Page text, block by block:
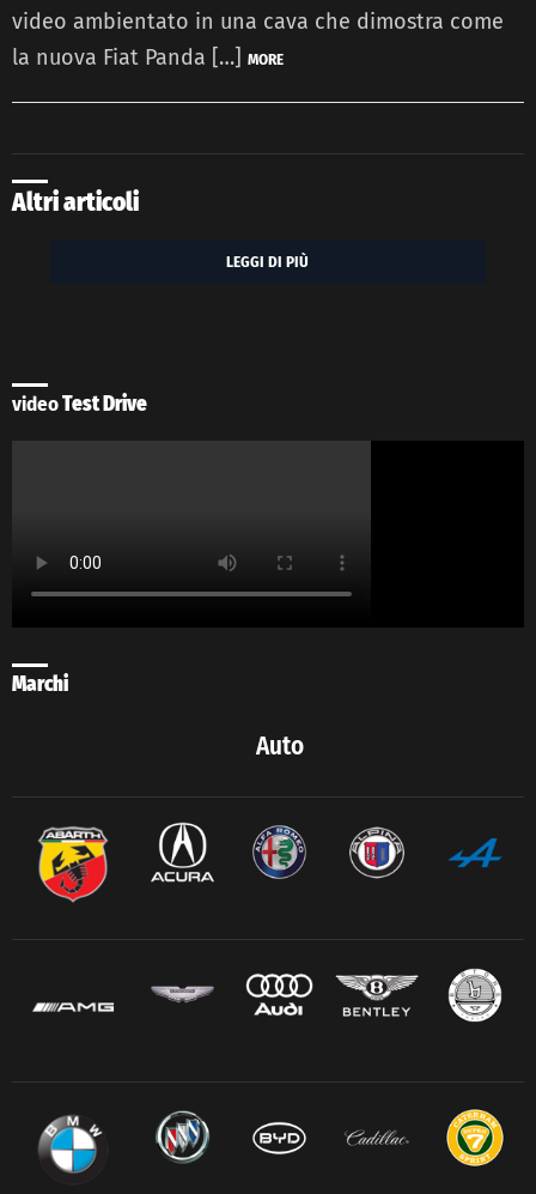
video ambientato in una cava che dimostra come
la nuova Fiat Panda […] MORE
Altri articoli
LEGGI DI PIÙ
videoTest Drive
Marchi
Auto